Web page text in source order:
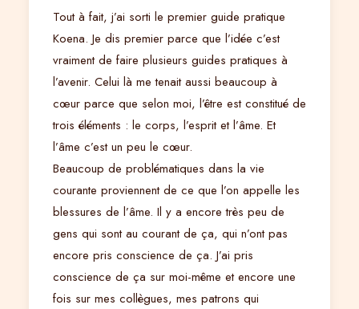
Tout à fait, j’ai sorti le premier guide pratique
Koena. Je dis premier parce que l’idée c’est
vraiment de faire plusieurs guides pratiques à
l’avenir. Celui là me tenait aussi beaucoup à
cœur parce que selon moi, l’être est constitué de
trois éléments : le corps, l’esprit et l’âme. Et
l’âme c’est un peu le cœur.
Beaucoup de problématiques dans la vie
courante proviennent de ce que l’on appelle les
blessures de l’âme. Il y a encore très peu de
gens qui sont au courant de ça, qui n’ont pas
encore pris conscience de ça. J’ai pris
conscience de ça sur moi-même et encore une
fois sur mes collègues, mes patrons qui